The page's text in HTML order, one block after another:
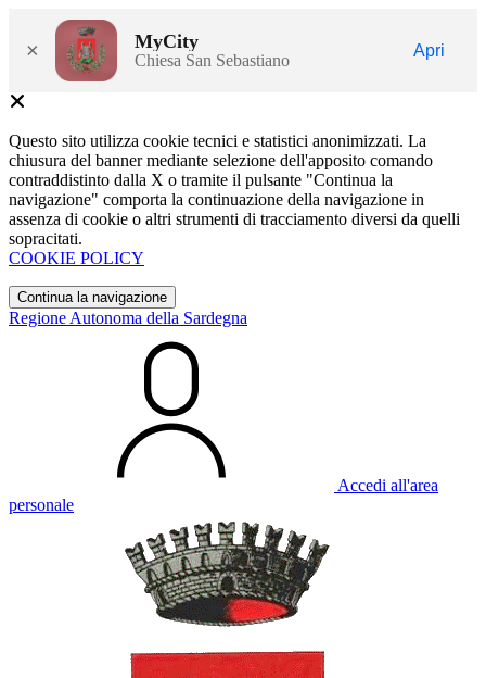
× MyCity
Chiesa San Sebastiano
Apri
Questo sito utilizza cookie tecnici e statistici anonimizzati. La
chiusura del banner mediante selezione dell'apposito comando
contraddistinto dalla X o tramite il pulsante "Continua la
navigazione" comporta la continuazione della navigazione in
assenza di cookie o altri strumenti di tracciamento diversi da quelli
sopracitati.
COOKIE POLICY
Continua la navigazione
Regione Autonoma della Sardegna
Accedi all'area
personale